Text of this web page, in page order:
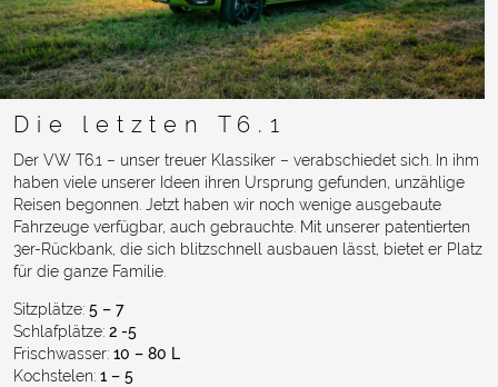
Die letzten T6.1
Der VW T6.1 – unser treuer Klassiker – verabschiedet sich. In ihm
haben viele unserer Ideen ihren Ursprung gefunden, unzählige
Reisen begonnen. Jetzt haben wir noch wenige ausgebaute
Fahrzeuge verfügbar, auch gebrauchte. Mit unserer patentierten
3er-Rückbank, die sich blitzschnell ausbauen lässt, bietet er Platz
für die ganze Familie.
Sitzplätze: 5 – 7
Schlafplätze: 2 -5
Frischwasser: 10 – 80 L
Kochstelen: 1 – 5